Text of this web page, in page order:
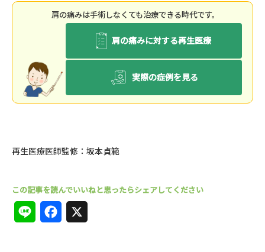
肩の痛みは⼿術しなくても治療できる時代です。
肩の痛みに対する再生医療
実際の症例を見る
再生医療医師監修：坂本貞範